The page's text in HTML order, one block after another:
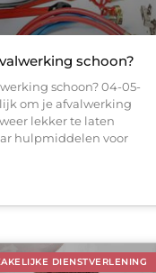
schoon?
schoon? 04-05-
om je afvalwerking
lekker te laten
hulpmiddelen voor
DIENSTVERLENING